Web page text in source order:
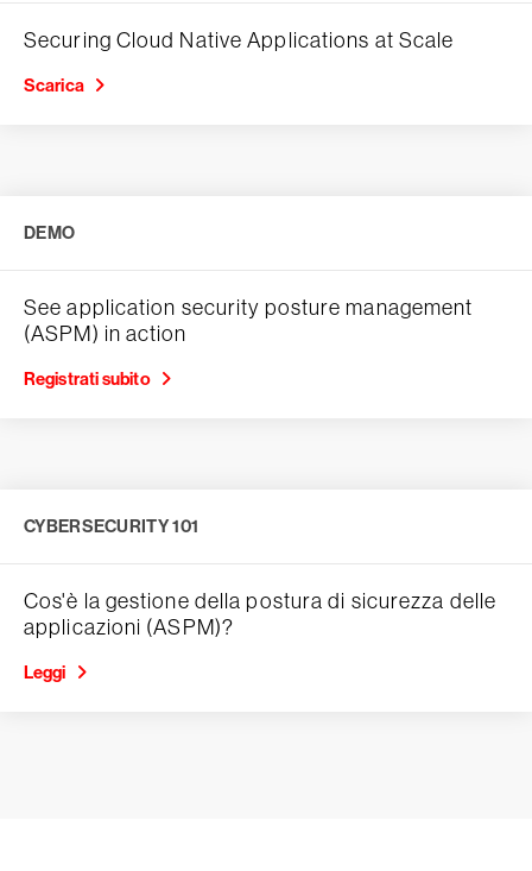
Securing Cloud Native Applications at Scale
Scarica
DEMO
See application security posture management
(ASPM) in action
Registrati subito
CYBERSECURITY 101
Cos'è la gestione della postura di sicurezza delle
applicazioni (ASPM)?
Leggi